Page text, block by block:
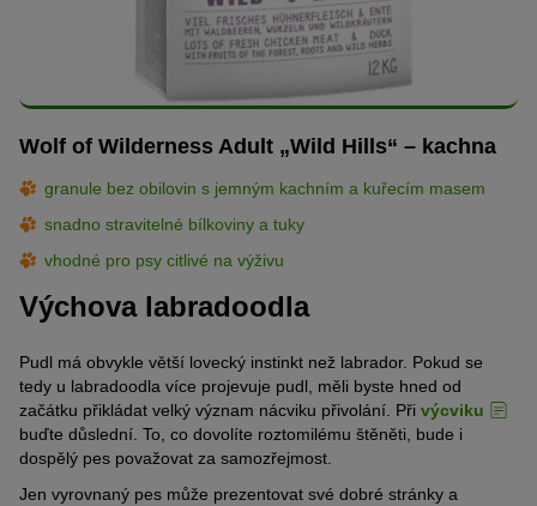
Wolf of Wilderness Adult „Wild Hills“ – kachna
granule bez obilovin s jemným kachním a kuřecím masem
snadno stravitelné bílkoviny a tuky
vhodné pro psy citlivé na výživu
Výchova labradoodla
Pudl má obvykle větší lovecký instinkt než labrador. Pokud se
tedy u labradoodla více projevuje pudl, měli byste hned od
začátku přikládat velký význam nácviku přivolání. Při výcviku
buďte důslední. To, co dovolíte roztomilému štěněti, bude i
dospělý pes považovat za samozřejmost.
Jen vyrovnaný pes může prezentovat své dobré stránky a